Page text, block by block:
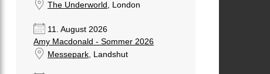
The Underworld , London
11. August 2026
Amy Macdonald - Sommer 2026
Messepark, Landshut